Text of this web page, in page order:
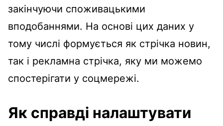
закінчуючи споживацькими
вподобаннями. На основі цих даних у
тому числі формується як стрічка новин,
так і рекламна стрічка, яку ми можемо
спостерігати у соцмережі.
Як справді налаштувати